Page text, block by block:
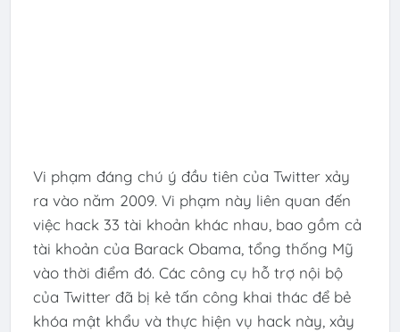
Vi phạm đáng chú ý đầu tiên của Twitter xảy
ra vào năm 2009. Vi phạm này liên quan đến
việc hack 33 tài khoản khác nhau, bao gồm cả
tài khoản của Barack Obama, tổng thống Mỹ
vào thời điểm đó. Các công cụ hỗ trợ nội bộ
của Twitter đã bị kẻ tấn công khai thác để bẻ
khóa mật khẩu và thực hiện vụ hack này, xảy